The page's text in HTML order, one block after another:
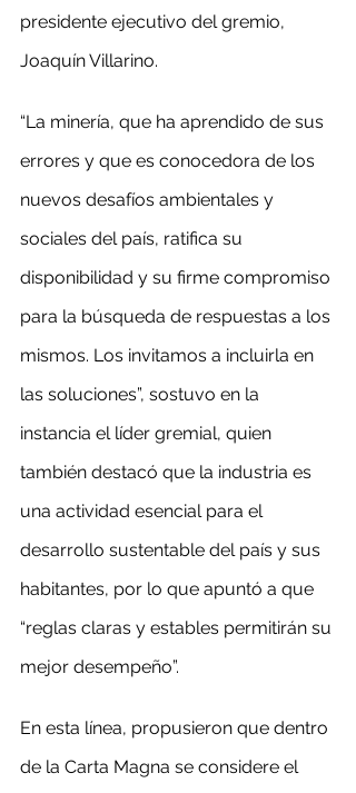
presidente ejecutivo del gremio,
Joaquín Villarino.
“La minería, que ha aprendido de sus
errores y que es conocedora de los
nuevos desafíos ambientales y
sociales del país, ratifica su
disponibilidad y su firme compromiso
para la búsqueda de respuestas a los
mismos. Los invitamos a incluirla en
las soluciones”, sostuvo en la
instancia el líder gremial, quien
también destacó que la industria es
una actividad esencial para el
desarrollo sustentable del país y sus
habitantes, por lo que apuntó a que
“reglas claras y estables permitirán su
mejor desempeño”.
En esta línea, propusieron que dentro
de la Carta Magna se considere el